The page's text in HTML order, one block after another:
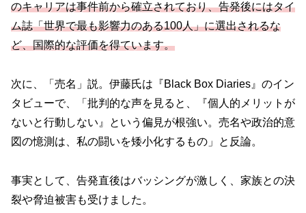
のキャリアは事件前から確立されており、告発後にはタイ
ム誌「世界で最も影響力のある100人」に選出されるな
ど、国際的な評価を得ています。
次に、「売名」説。伊藤氏は『Black Box Diaries』のイン
タビューで、「批判的な声を見ると、『個人的メリットが
ないと行動しない』という偏見が根強い。売名や政治的意
図の憶測は、私の闘いを矮小化するもの」と反論。
事実として、告発直後はバッシングが激しく、家族との決
裂や脅迫被害も受けました。